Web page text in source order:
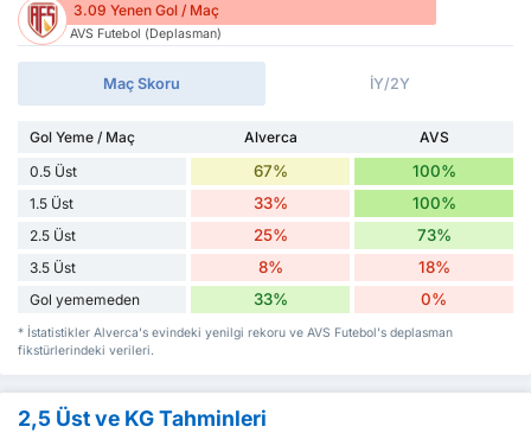
3.09 Yenen Gol / Maç
AVS Futebol (Deplasman)
Maç Skoru İY/2Y
Gol Yeme / Maç Alverca
AVS
0.5 Üst
67% 100%
1.5 Üst 33% 100%
2.5 Üst 25% 73%
3.5 Üst 8% 18%
Gol yememeden 33% 0%
* İstatistikler Alverca's evindeki yenilgi rekoru ve AVS Futebol's deplasman
fikstürlerindeki verileri.
2,5 Üst ve KG Tahminleri